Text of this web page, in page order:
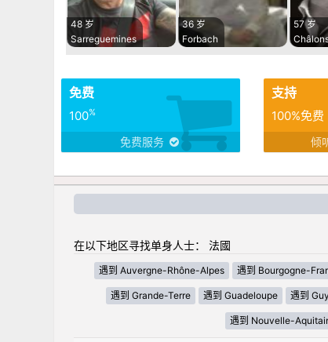
48 岁
Sarreguemines
36 岁
Forbach
57 岁
免费
100%
免费服务
支持
100%免费
倾
在以下地区寻找单身人士： 法國
遇到 Auvergne-Rhône-Alpes 遇到 Bourgogne-
遇到 Grande-Terre 遇到 Guadeloupe 遇到
遇到 Nouvelle-